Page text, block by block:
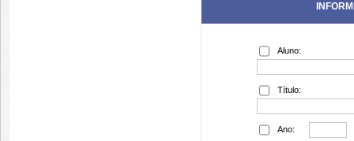
Aluno:
Título:
Ano: